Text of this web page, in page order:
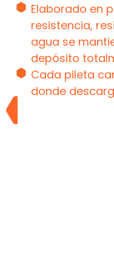
Elaborado en
resistencia,
agua se
depósito
Cada pileta
donde